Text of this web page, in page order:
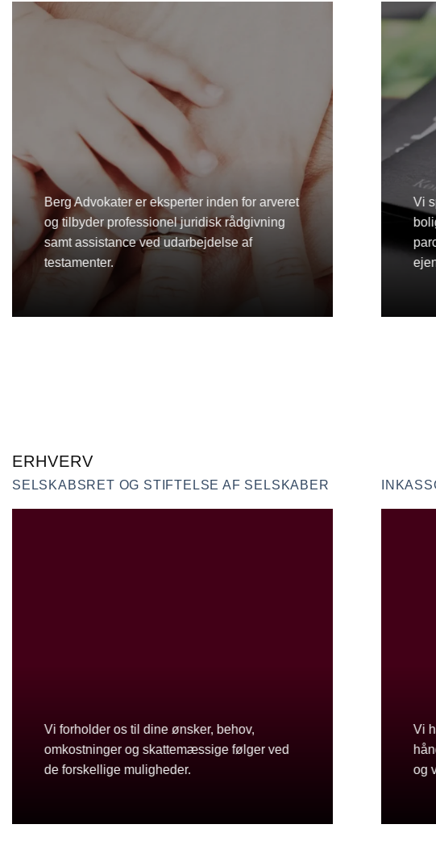
Berg Advokater er eksperter inden for arveret
og tilbyder professionel juridisk rådgivning
samt assistance ved udarbejdelse af
testamenter.
Vi
ERHVERV
SELSKABSRET OG STIFTELSE AF SELSKABER
Vi forholder os til dine ønsker, behov,
omkostninger og skattemæssige følger ved
de forskellige muligheder.
Vi
og